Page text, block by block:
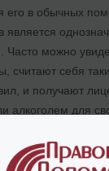
его в обычных
является
можно
считают себя
и получают
алкоголем для
и выделяют для
Такие действия